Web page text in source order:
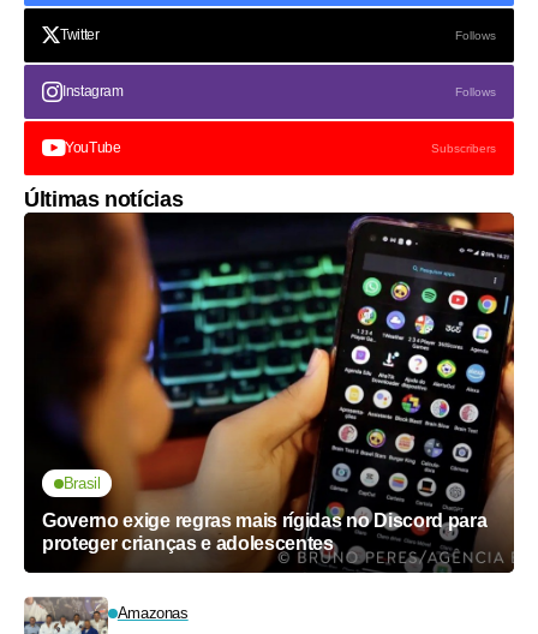
Twitter Follows
Instagram Follows
YouTube Subscribers
Últimas notícias
Brasil
Governo exige regras mais rígidas no Discord para
proteger crianças e adolescentes
Amazonas